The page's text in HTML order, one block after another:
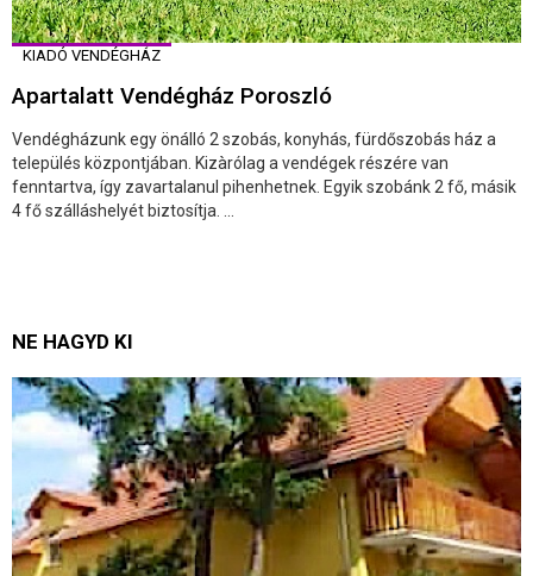
KIADÓ VENDÉGHÁZ
Apartalatt Vendégház Poroszló
Vendégházunk egy önálló 2 szobás, konyhás, fürdőszobás ház a
település központjában. Kizàrólag a vendégek részére van
fenntartva, így zavartalanul pihenhetnek. Egyik szobánk 2 fő, másik
4 fő szálláshelyét biztosítja. ...
NE HAGYD KI